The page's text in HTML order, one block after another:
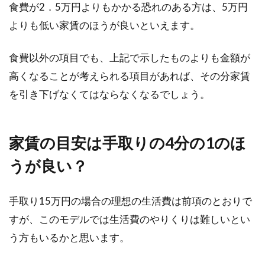
いくら？錯誤を理解しよう
てしまった登記のことで、「錯誤である」と認
められれば無...
食費が2．5万円よりもかかる恐れのある方は、5万円
よりも低い家賃のほうが良いといえます。
食費以外の項目でも、上記で示したものよりも金額が
高くなることが考えられる項目があれば、その分家賃
を引き下げなくてはならなくなるでしょう。
家賃の目安は手取りの4分の1のほ
うが良い？
手取り15万円の場合の理想の生活費は前項のとおりで
すが、このモデルでは生活費のやりくりは難しいとい
う方もいるかと思います。